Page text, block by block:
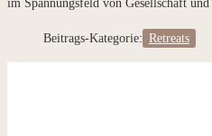
im Spannungsfeld von Gesellschaft
Beitrags-Kategorie: Retreats